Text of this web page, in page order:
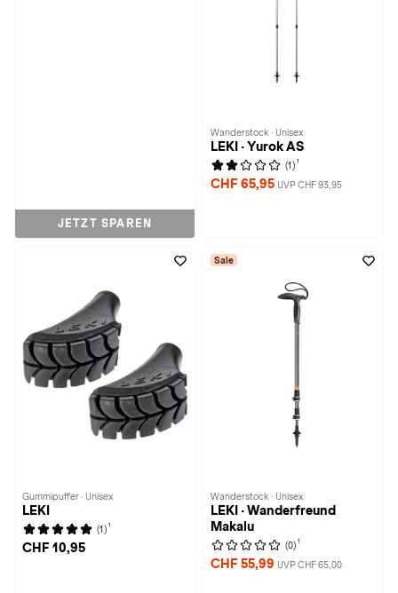
JETZT SPAREN
Wanderstock · Unisex
LEKI · Yurok AS
(1) 1
CHF 65,95 UVP CHF 93,95
Gummipuffer · Unisex
LEKI
(1) 1
CHF 10,95
Sale
Wanderstock · Unisex
LEKI · Wanderfreund
Makalu
(0) 1
CHF 55,99 UVP CHF 65,00